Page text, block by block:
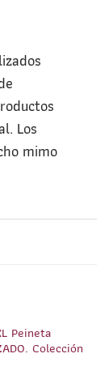
Los
mimo
Peineta
Colección